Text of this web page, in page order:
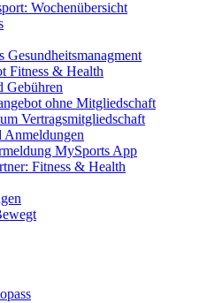
Wochenübersicht
Gesundheitsmanagment
Fitness & Health
Gebühren
ohne Mitgliedschaft
Vertragsmitgliedschaft
Anmeldungen
MySports App
Fitness & Health